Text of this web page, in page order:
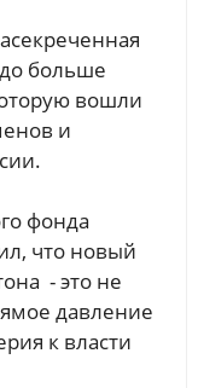
больше
вошли
и
фонда
что новый
- это не
давление
к власти